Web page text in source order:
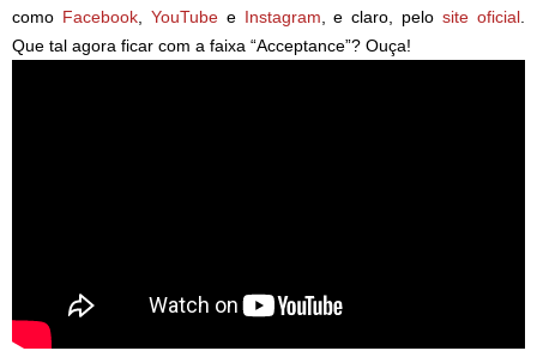
como Facebook, YouTubee Instagram , e claro, pelosite oficial
Que tal agora ficar com a faixa “Acceptance”? Ouça!